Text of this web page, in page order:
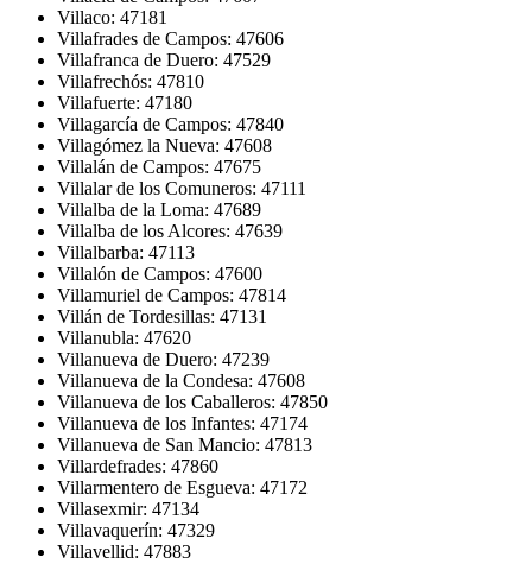
Villaco: 47181
Villafrades de Campos: 47606
Villafranca de Duero: 47529
Villafrechós: 47810
Villafuerte: 47180
Villagarcía de Campos: 47840
Villagómez la Nueva: 47608
Villalán de Campos: 47675
Villalar de los Comuneros: 47111
Villalba de la Loma: 47689
Villalba de los Alcores: 47639
Villalbarba: 47113
Villalón de Campos: 47600
Villamuriel de Campos: 47814
Villán de Tordesillas: 47131
Villanubla: 47620
Villanueva de Duero: 47239
Villanueva de la Condesa: 47608
Villanueva de los Caballeros: 47850
Villanueva de los Infantes: 47174
Villanueva de San Mancio: 47813
Villardefrades: 47860
Villarmentero de Esgueva: 47172
Villasexmir: 47134
Villavaquerín: 47329
Villavellid: 47883